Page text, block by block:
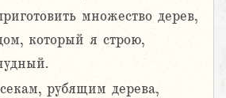
множество дерев,
который я строю,
рубящим дерева,